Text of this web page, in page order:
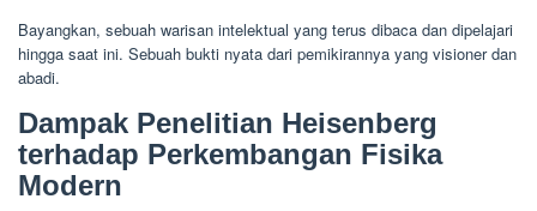
Bayangkan, sebuah warisan intelektual yang terus dibaca dan dipelajari
hingga saat ini. Sebuah bukti nyata dari pemikirannya yang visioner dan
abadi.
Dampak Penelitian Heisenberg
terhadap Perkembangan Fisika
Modern